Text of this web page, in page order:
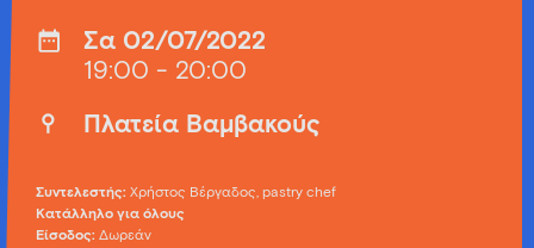
Σα 02/07/2022
19:00 - 20:00
Πλατεία Βαμβακούς
Συντελεστής: Χρήστος Βέργαδος, pastry chef
Κατάλληλο για όλους
Είσοδος: Δωρεάν